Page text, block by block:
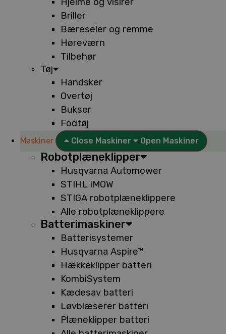
Briller
Bæreseler og remme
Høreværn
Tilbehør
Tøj
Handsker
Overtøj
Bukser
Fodtøj
Maskiner Close Maskiner Open Maskiner
Robotplæneklipper
Husqvarna Automower
STIHL iMOW
STIGA robotplæneklippere
Alle robotplæneklippere
Batterimaskiner
Batterisystemer
Husqvarna Aspire™
Hækkeklipper batteri
KombiSystem
Kædesav batteri
Løvblæserer batteri
Plæneklipper batteri